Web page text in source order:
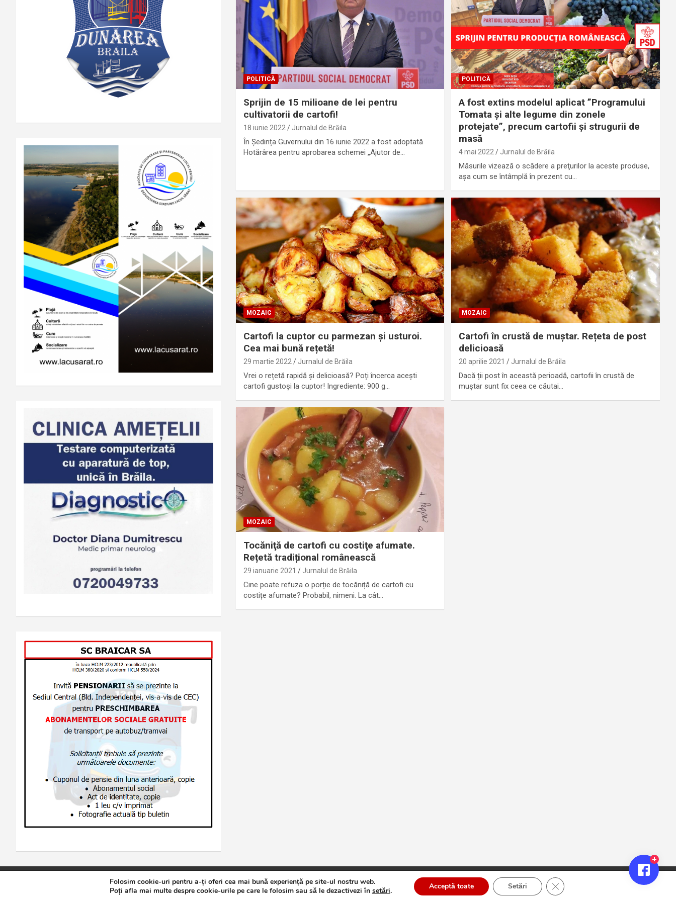
POLITICĂ
Sprijin de 15 milioane de lei pentru
cultivatorii de cartofi!
18 iunie 2022 Jurnalul de Brăila
În Ședința Guvernului din 16 iunie 2022 a fost adoptată
Hotărârea pentru aprobarea schemei „Ajutor de…
POLITICĂ
A fost extins modelul aplicat ”Programului
Tomata şi alte legume din zonele
protejate”, precum cartofii şi strugurii de
masă
4 mai 2022 Jurnalul de Brăila
Măsurile vizează o scădere a preţurilor la aceste produse,
aşa cum se întâmplă în prezent cu…
MOZAIC
Cartofi la cuptor cu parmezan și usturoi.
Cea mai bună rețetă!
29 martie 2022 Jurnalul de Brăila
Vrei o rețetă rapidă și delicioasă? Poți încerca acești
cartofi gustoși la cuptor! Ingrediente: 900 g…
MOZAIC
Cartofi în crustă de muștar. Rețeta de post
delicioasă
20 aprilie 2021 Jurnalul de Brăila
Dacă ții post în această perioadă, cartofii în crustă de
muștar sunt fix ceea ce căutai…
MOZAIC
Tocăniţă de cartofi cu costiţe afumate.
Rețetă tradițional românească
29 ianuarie 2021 Jurnalul de Brăila
Cine poate refuza o porție de tocăniță de cartofi cu
costițe afumate? Probabil, nimeni. La cât…
Jurnalul de Brăila Politică de confidențialitate Theme by:Theme Horse Proudly Powered by: WordPress
Folosim cookie-uri pentru a-ți oferi cea mai bună experiență pe site-ul nostru web.
Poți afla mai multe despre cookie-urile pe care le folosim sau să le dezactivezi în setări. Acceptă toate Setări Close GDPR Cookie Banner